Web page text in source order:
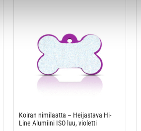
Koiran nimilaatta – Heijastava Hi-
Line Alumiini ISO luu, violetti